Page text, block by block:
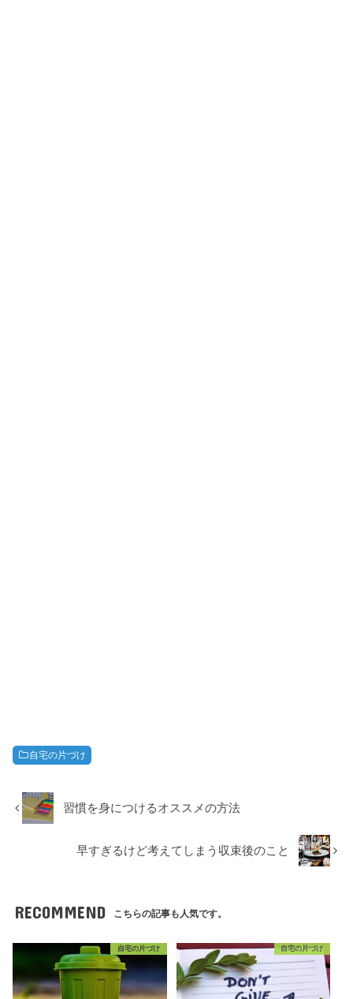
自宅の片づけ
習慣を身につけるオススメの方法
早すぎるけど考えてしまう収束後のこと
RECOMMEND こちらの記事も人気です。
自宅の片づけ 自宅の片づけ